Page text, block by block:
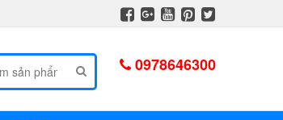
TÌM KIẾM0978646300